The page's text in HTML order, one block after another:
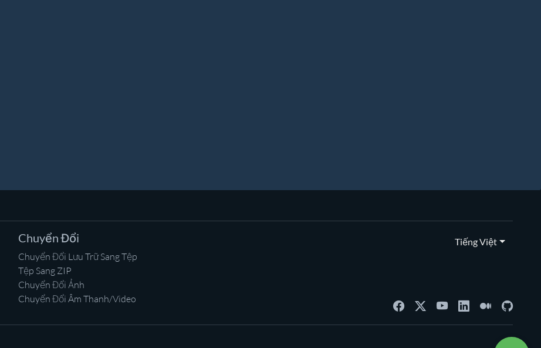
Chuyển Đổi
Chuyển Đổi Lưu Trữ Sang Tệp
Tệp Sang ZIP
Chuyển Đổi Ảnh
Chuyển Đổi Âm Thanh/Video
Tiếng Việt